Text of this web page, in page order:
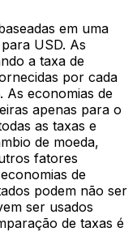
em uma
USD. As
a taxa de
por cada
As economias de
apenas para o
as taxas e
de moeda,
fatores
de
podem não ser
ser usados
de taxas é